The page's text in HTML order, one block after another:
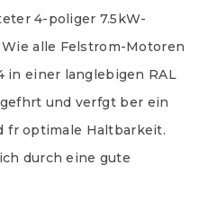
4-poliger 7.5kW-
alle Felstrom-Motoren
in einer langlebigen RAL
und verfgt ber ein
optimale Haltbarkeit.
durch eine gute